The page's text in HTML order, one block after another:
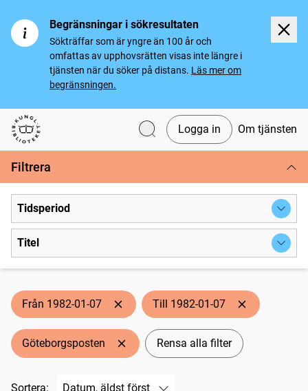
Begränsningar i sökresultaten
Sökträffar som är yngre än 100 år och
omfattas av upphovsrätten visas inte längre i
tjänsten när du söker på distans. Läs mer om
begränsningen.
Svenska tidningar
Logga in Om tjänsten
Filtrera
Tidsperiod
Titel
Från 1982-01-07 Till 1982-01-07
Göteborgsposten Rensa alla filter
Sortera: